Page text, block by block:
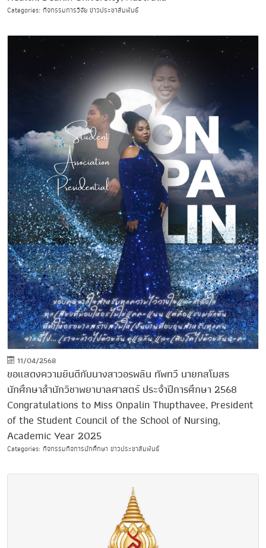
Categories: กิจกรรมการวิจัย ข่าวประชาสัมพันธ์
11/04/2568
ขอแสดงความยินดีกับนางสาวอรพลิน ทัพทวี นายกสโมสร
นักศึกษาสำนักวิชาพยาบาลศาสตร์ ประจำปีการศึกษา 2568
Congratulations to Miss Onpalin Thupthavee, President
of the Student Council of the School of Nursing,
Academic Year 2025
Categories: กิจกรรมกิจการนักศึกษา ข่าวประชาสัมพันธ์